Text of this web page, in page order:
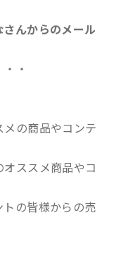
んからのメール
・
の商品やコンテ
ススメ商品やコ
の皆様からの売